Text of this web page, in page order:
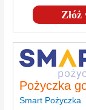
Pożyczka
Smart Pożyczka